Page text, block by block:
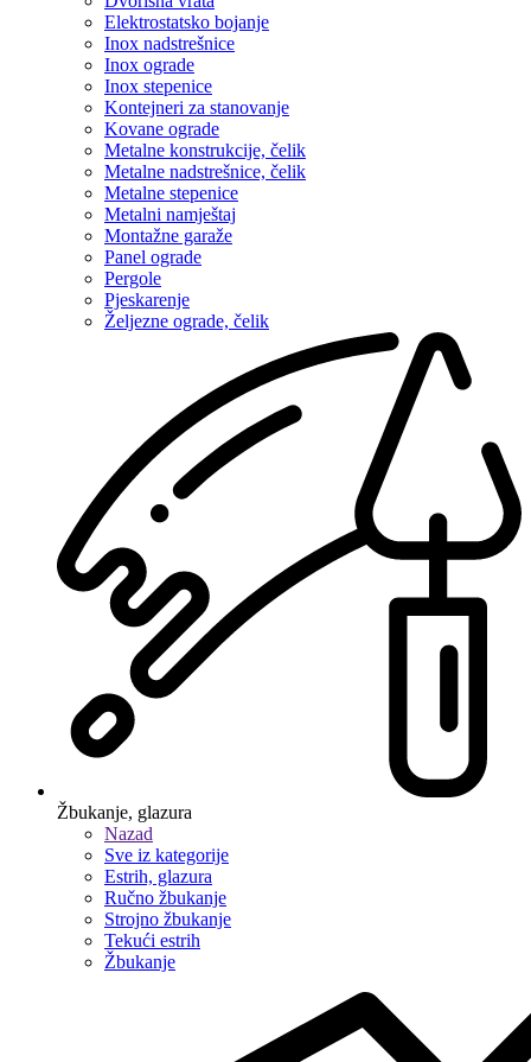
Elektrostatsko bojanje
Inox nadstrešnice
Inox ograde
Inox stepenice
Kontejneri za stanovanje
Kovane ograde
Metalne konstrukcije, čelik
Metalne nadstrešnice, čelik
Metalne stepenice
Metalni namještaj
Montažne garaže
Panel ograde
Pergole
Pjeskarenje
Željezne ograde, čelik
Žbukanje, glazura
Nazad
Sve iz kategorije
Estrih, glazura
Ručno žbukanje
Strojno žbukanje
Tekući estrih
Žbukanje